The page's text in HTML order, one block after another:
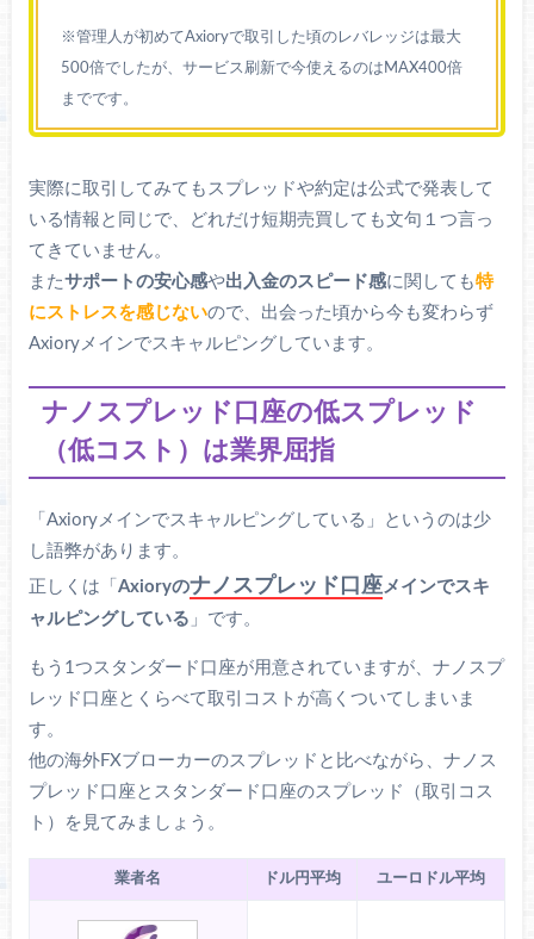
※管理人が初めてAxioryで取引した頃のレバレッジは最大
500倍でしたが、サービス刷新で今使えるのはMAX400倍
までです。
実際に取引してみてもスプレッドや約定は公式で発表して
いる情報と同じで、どれだけ短期売買しても文句１つ言っ
てきていません。
またサポートの安心感や出入金のスピード感に関しても特
にストレスを感じないので、出会った頃から今も変わらず
Axioryメインでスキャルピングしています。
ナノスプレッド口座の低スプレッド
（低コスト）は業界屈指
「Axioryメインでスキャルピングしている」というのは少
し語弊があります。
正しくは「 Axioryのナノスプレッド口座メインでスキ
ャルピングしている 」です。
もう1つスタンダード口座が用意されていますが、ナノスプ
レッド口座とくらべて取引コストが高くついてしまいま
す。
他の海外FXブローカーのスプレッドと比べながら、ナノス
プレッド口座とスタンダード口座のスプレッド（取引コス
ト）を見てみましょう。
業者名 ドル円平均 ユーロドル平均